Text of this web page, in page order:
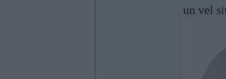
un vel